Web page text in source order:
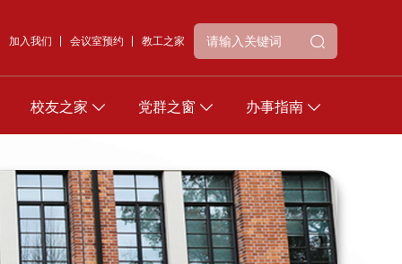
加入我们 会议室预约 教工之家
校友之家 党群之窗 办事指南